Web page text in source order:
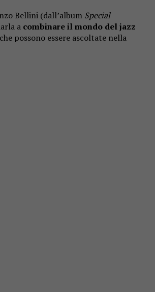
Bellini (dall’album Special
a combinare il mondo del jazz
possono essere ascoltate nella